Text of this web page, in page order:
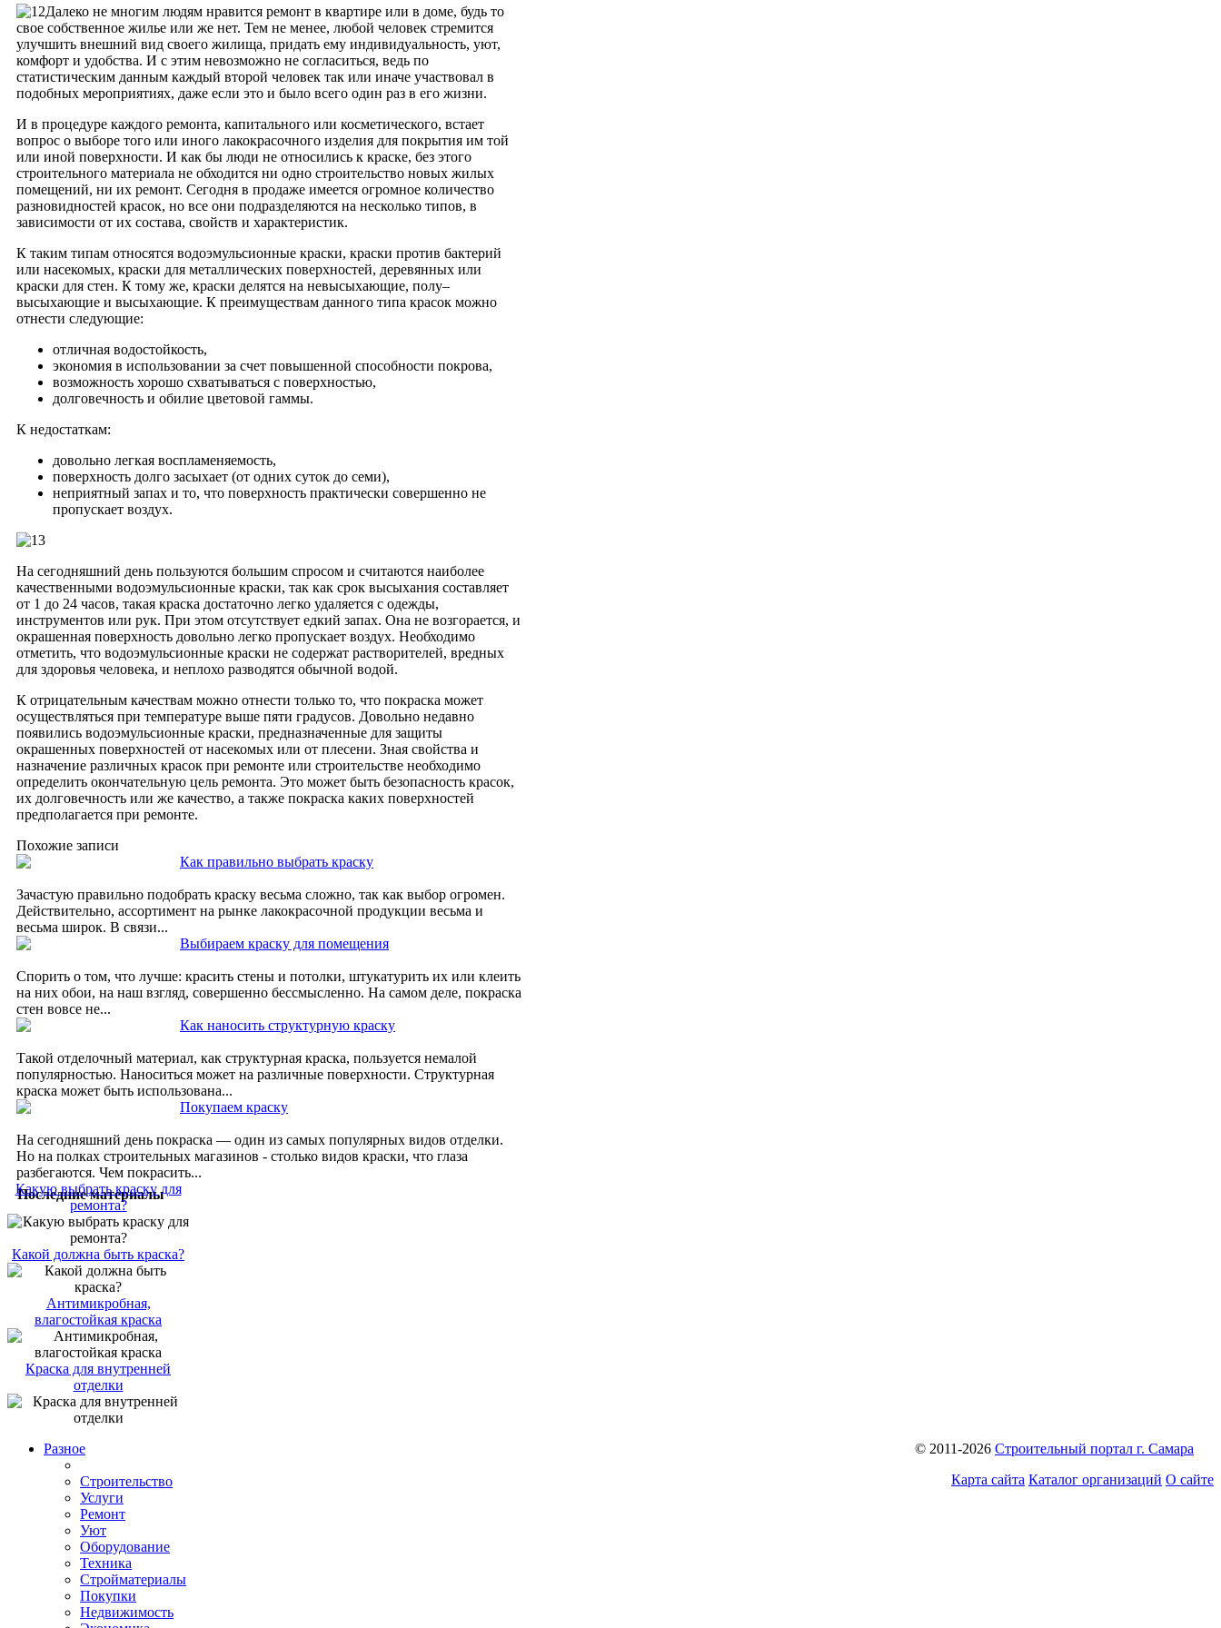
Далеко не многим людям нравится ремонт в квартире или в доме, будь то
свое собственное жилье или же нет. Тем не менее, любой человек стремится
улучшить внешний вид своего жилища, придать ему индивидуальность, уют,
комфорт и удобства. И с этим невозможно не согласиться, ведь по
статистическим данным каждый второй человек так или иначе участвовал в
подобных мероприятиях, даже если это и было всего один раз в его жизни.
И в процедуре каждого ремонта, капитального или косметического, встает
вопрос о выборе того или иного лакокрасочного изделия для покрытия им той
или иной поверхности. И как бы люди не относились к краске, без этого
строительного материала не обходится ни одно строительство новых жилых
помещений, ни их ремонт. Сегодня в продаже имеется огромное количество
разновидностей красок, но все они подразделяются на несколько типов, в
зависимости от их состава, свойств и характеристик.
К таким типам относятся водоэмульсионные краски, краски против бактерий
или насекомых, краски для металлических поверхностей, деревянных или
краски для стен. К тому же, краски делятся на невысыхающие, полу–
высыхающие и высыхающие. К преимуществам данного типа красок можно
отнести следующие:
отличная водостойкость,
экономия в использовании за счет повышенной способности покрова,
возможность хорошо схватываться с поверхностью,
долговечность и обилие цветовой гаммы.
К недостаткам:
довольно легкая воспламеняемость,
поверхность долго засыхает (от одних суток до семи),
неприятный запах и то, что поверхность практически совершенно не
пропускает воздух.
На сегодняшний день пользуются большим спросом и считаются наиболее
качественными водоэмульсионные краски, так как срок высыхания составляет
от 1 до 24 часов, такая краска достаточно легко удаляется с одежды,
инструментов или рук. При этом отсутствует едкий запах. Она не возгорается, и
окрашенная поверхность довольно легко пропускает воздух. Необходимо
отметить, что водоэмульсионные краски не содержат растворителей, вредных
для здоровья человека, и неплохо разводятся обычной водой.
К отрицательным качествам можно отнести только то, что покраска может
осуществляться при температуре выше пяти градусов. Довольно недавно
появились водоэмульсионные краски, предназначенные для защиты
окрашенных поверхностей от насекомых или от плесени. Зная свойства и
назначение различных красок при ремонте или строительстве необходимо
определить окончательную цель ремонта. Это может быть безопасность красок,
их долговечность или же качество, а также покраска каких поверхностей
предполагается при ремонте.
Похожие записи
Как правильно выбрать краску
Зачастую правильно подобрать краску весьма сложно, так как выбор огромен.
Действительно, ассортимент на рынке лакокрасочной продукции весьма и
весьма широк. В связи...
Выбираем краску для помещения
Спорить о том, что лучше: красить стены и потолки, штукатурить их или клеить
на них обои, на наш взгляд, совершенно бессмысленно. На самом деле, покраска
стен вовсе не...
Как наносить структурную краску
Такой отделочный материал, как структурная краска, пользуется немалой
популярностью. Наноситься может на различные поверхности. Структурная
краска может быть использована...
Покупаем краску
На сегодняшний день покраска — один из самых популярных видов отделки.
Но на полках строительных магазинов - столько видов краски, что глаза
разбегаются. Чем покрасить...
Последние материалы
Какую выбрать краску для
ремонта?
Какой должна быть краска?
Антимикробная,
влагостойкая краска
Краска для внутренней
отделки
© 2011-2026 Строительный портал г. Самара
Карта сайта Каталог организаций О сайте
Разное
Строительство
Услуги
Ремонт
Уют
Оборудование
Техника
Стройматериалы
Покупки
Недвижимость